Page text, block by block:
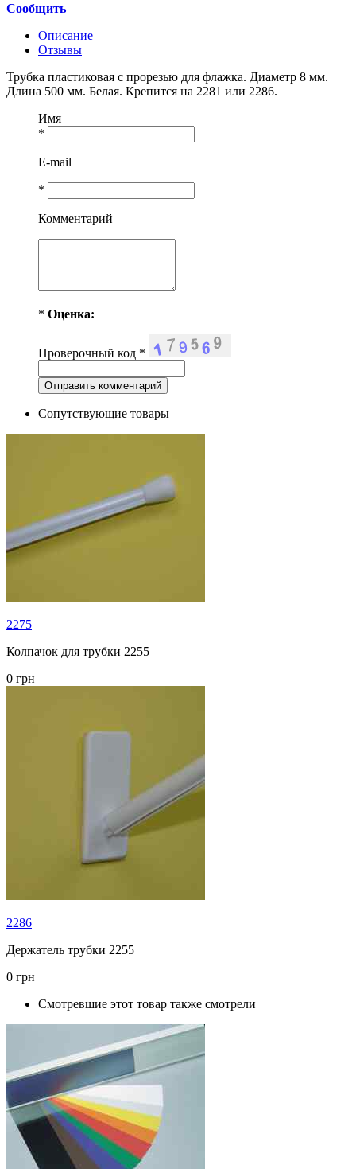
Сообщить
Описание
Отзывы
Трубка пластиковая с прорезью для флажка. Диаметр 8 мм.
Длина 500 мм. Белая. Крепится на 2281 или 2286.
Имя
*
E-mail
*
Комментарий
* Оценка:
Проверочный код *
Сопутствующие товары
2275
Колпачок для трубки 2255
0 грн
2286
Держатель трубки 2255
0 грн
Смотревшие этот товар также смотрели